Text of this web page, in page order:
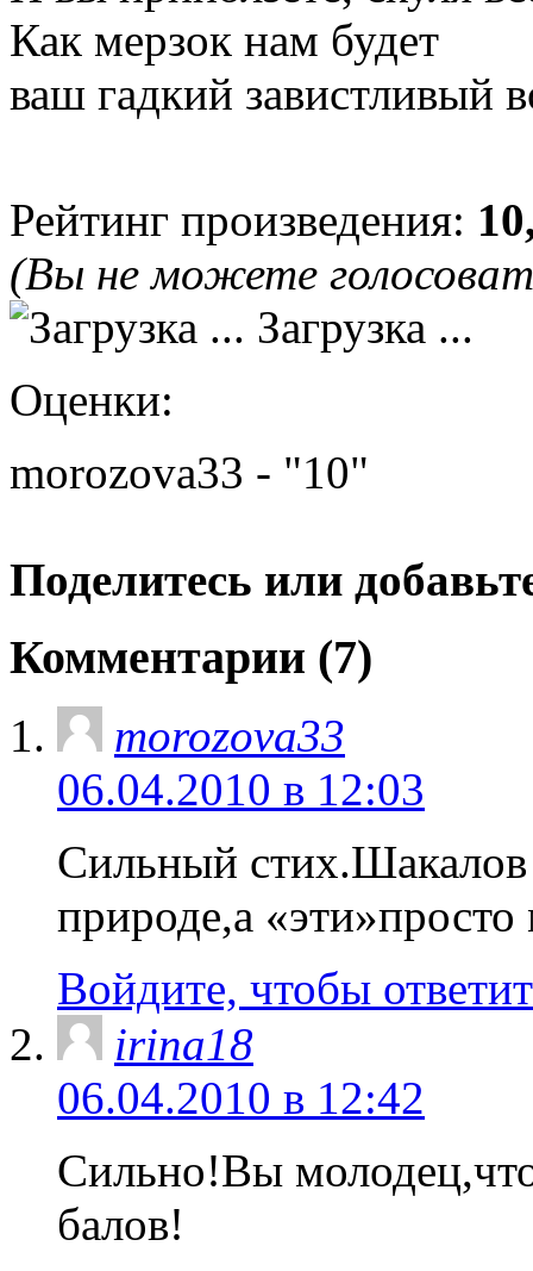
Как мерзок нам будет
ваш гадкий завистливый
Рейтинг произведения:
(Вы не можете
Загрузка ...
Оценки:
morozova33 - "10"
Поделитесь или
Комментарии (7)
morozova33
06.04.2010 в 12:03
Сильный
природе,а
Войдите, чтобы
irina18
06.04.2010 в 12:42
Сильно!Вы
балов!